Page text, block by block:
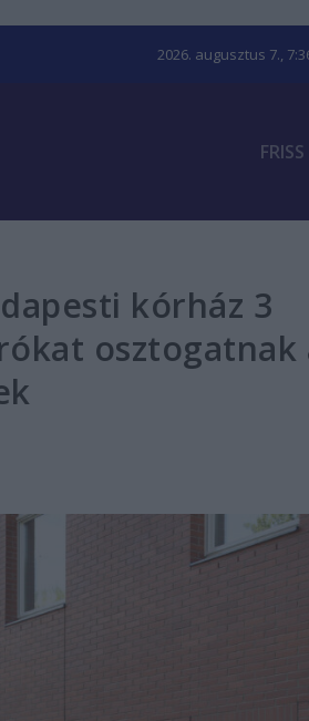
2026. augusztus 7.,
FRISS
kórház 3
osztogatnak